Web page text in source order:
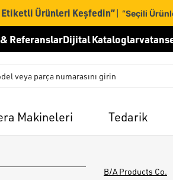
Ürünleri Keşfedin”| “Seçili
ReferanslarDijital Kataloglar
Makineleri Tedarik
B/A Products Co.